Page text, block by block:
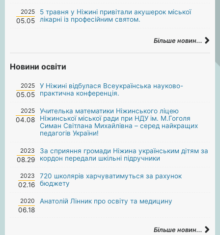
2025
05.05
5 травня у Ніжині привітали акушерок міської
лікарні із професійним святом.
Більше новин...
Новини освіти
2025
05.05
У Ніжині відбулася Всеукраїнська науково-
практична конференція.
2025
04.08
Учителька математики Ніжинського ліцею
Ніжинської міської ради при НДУ ім. М.Гоголя
Симан Світлана Михайлівна – серед найкращих
педагогів України!
2023
08.29
За сприяння громади Ніжина українським дітям за
кордон передали шкільні підручники
2023
02.16
720 школярів харчуватимуться за рахунок
бюджету
2020
06.18
Анатолій Лінник про освіту та медицину
Більше новин...